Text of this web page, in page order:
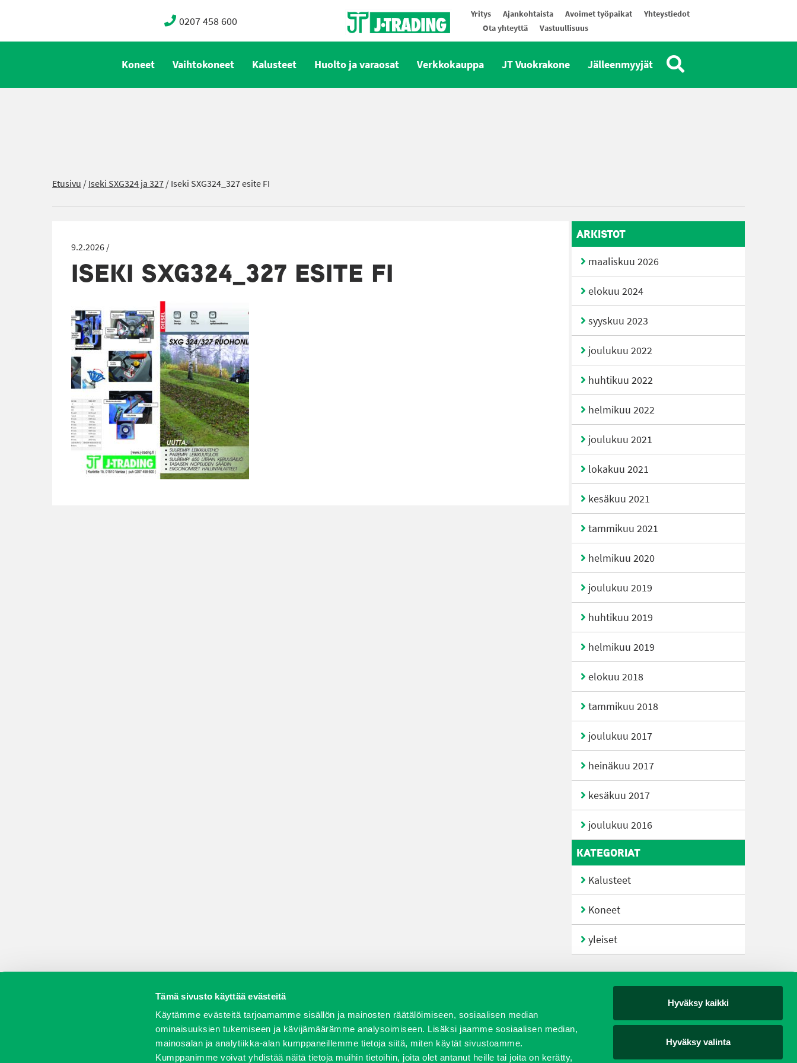
Tämä sivusto käyttää evästeitä
Käytämme evästeitä tarjoamamme sisällön ja mainosten räätälöimiseen, sosiaalisen median
ominaisuuksien tukemiseen ja kävijämäärämme analysoimiseen. Lisäksi jaamme sosiaalisen median,
mainosalan ja analytiikka-alan kumppaneillemme tietoja siitä, miten käytät sivustoamme.
Kumppanimme voivat yhdistää näitä tietoja muihin tietoihin, joita olet antanut heille tai joita on kerätty,
Hyväksy kaikki
Hyväksy valinta
0207 458 600 Yritys Ajankohtaista Avoimet työpaikat
Yhteystiedot
Ota yhteyttä
Vastuullisuus
Koneet Vaihtokoneet Kalusteet Huolto ja varaosat Verkkokauppa JT Vuokrakone Jälleenmyyjät
Etusivu /Iseki SXG324 ja 327/Iseki SXG324_327 esite FI
9.2.2026 /
ISEKI SXG324_327 ESITE FI
ARKISTOT
maaliskuu 2026
elokuu 2024
syyskuu 2023
joulukuu 2022
huhtikuu 2022
helmikuu 2022
joulukuu 2021
lokakuu 2021
kesäkuu 2021
tammikuu 2021
helmikuu 2020
joulukuu 2019
huhtikuu 2019
helmikuu 2019
elokuu 2018
tammikuu 2018
joulukuu 2017
heinäkuu 2017
kesäkuu 2017
joulukuu 2016
KATEGORIAT
Kalusteet
Koneet
yleiset
Vaihtokoneet Kalusteet Huolto ja varaosat Verkkokauppa JT Vuokrakone Jälleenmyyjät